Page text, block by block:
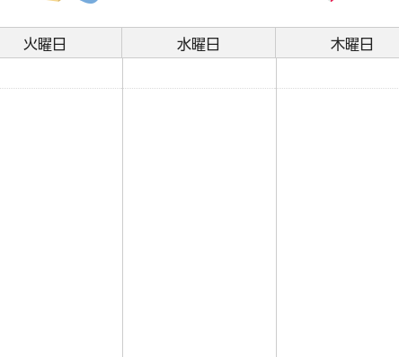
火曜日 水曜日 木曜日